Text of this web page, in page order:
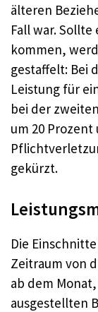
älteren
Fall war.
kommen,
gestaffelt: Bei
Leistung für
bei der
um 20
gekürzt.
Die
Zeitraum von
ab dem
ausgestellten